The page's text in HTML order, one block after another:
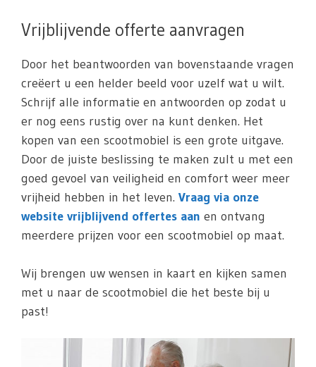
Vrijblijvende offerte aanvragen
Door het beantwoorden van bovenstaande vragen
creëert u een helder beeld voor uzelf wat u wilt.
Schrijf alle informatie en antwoorden op zodat u
er nog eens rustig over na kunt denken. Het
kopen van een scootmobiel is een grote uitgave.
Door de juiste beslissing te maken zult u met een
goed gevoel van veiligheid en comfort weer meer
vrijheid hebben in het leven. Vraag via onze
website vrijblijvend offertes aan en ontvang
meerdere prijzen voor een scootmobiel op maat.
Wij brengen uw wensen in kaart en kijken samen
met u naar de scootmobiel die het beste bij u
past!